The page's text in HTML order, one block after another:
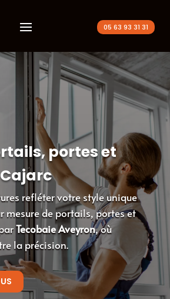
05 63 93 31 31
portes et
refléter votre style unique
mesure de portails, portes et
Tecobaie Aveyron, où
la précision.